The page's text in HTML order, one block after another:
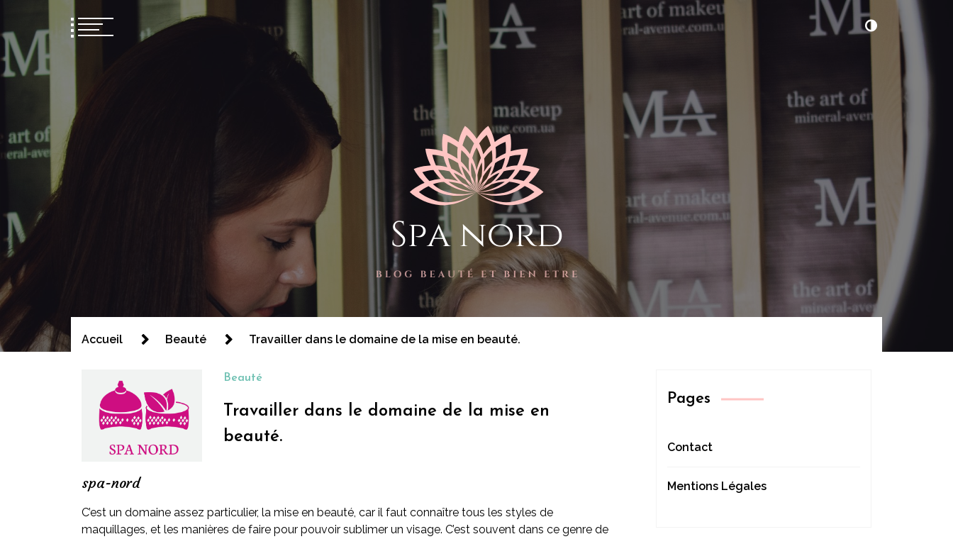
Spa nord
Accueil Beauté Travailler dans le domaine de la mise en beauté.
spa-nord
Beauté
Travailler dans le domaine de la mise en
beauté.
C’est un domaine assez particulier, la mise en beauté, car il faut connaître tous les styles de
maquillages, et les manières de faire pour pouvoir sublimer un visage. C’est souvent dans ce genre de
Pages
Contact
Mentions Légales